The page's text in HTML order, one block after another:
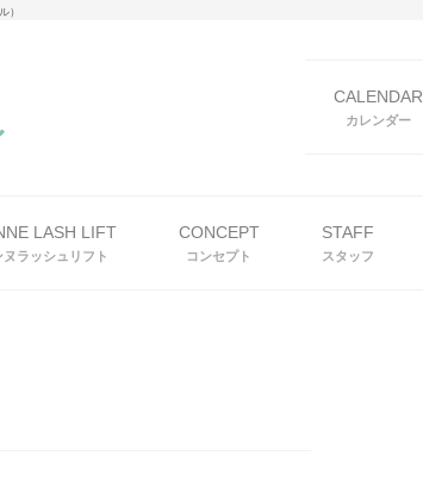
）
CALENDAR
カレンダー
LASH LIFT
ラッシュリフト
CONCEPT
コンセプト
STAFF
スタッフ